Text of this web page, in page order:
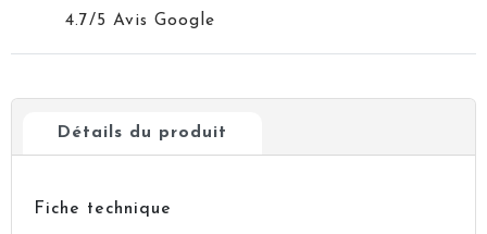
4.7/5 Avis Google
Détails du produit
Fiche technique